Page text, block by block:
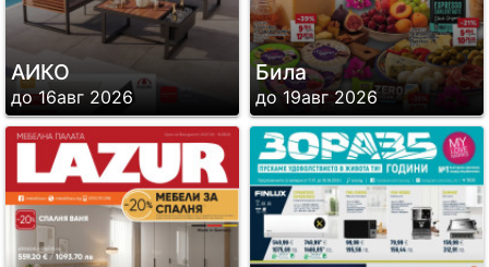
АИКО
до 16авг 2026
Била
до 19авг 2026